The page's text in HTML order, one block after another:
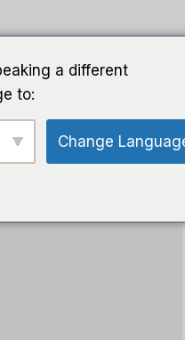
a different
to:
Change